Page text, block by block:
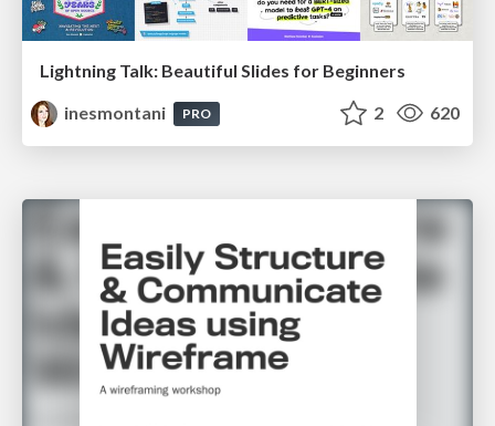
Lightning Talk: Beautiful Slides for Beginners
inesmontani
PRO 2 620